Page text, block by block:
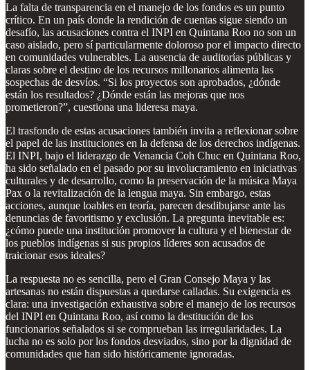
La falta de transparencia en el manejo de los fondos es un punto
crítico. En un país donde la rendición de cuentas sigue siendo un
desafío, las acusaciones contra el INPI en Quintana Roo no son un
caso aislado, pero sí particularmente doloroso por el impacto directo
en comunidades vulnerables. La ausencia de auditorías públicas y
claras sobre el destino de los recursos millonarios alimenta las
sospechas de desvíos. “Si los proyectos son aprobados, ¿dónde
están los resultados? ¿Dónde están las mejoras que nos
prometieron?”, cuestiona una lideresa maya.
El trasfondo de estas acusaciones también invita a reflexionar sobre
el papel de las instituciones en la defensa de los derechos indígenas.
El INPI, bajo el liderazgo de Venancia Coh Chuc en Quintana Roo,
ha sido señalado en el pasado por su involucramiento en iniciativas
culturales y de desarrollo, como la preservación de la música Maya
Pax o la revitalización de la lengua maya. Sin embargo, estas
acciones, aunque loables en teoría, parecen desdibujarse ante las
denuncias de favoritismo y exclusión. La pregunta inevitable es:
¿cómo puede una institución promover la cultura y el bienestar de
los pueblos indígenas si sus propios líderes son acusados de
traicionar esos ideales?
La respuesta no es sencilla, pero el Gran Consejo Maya y las
artesanas no están dispuestas a quedarse calladas. Su exigencia es
clara: una investigación exhaustiva sobre el manejo de los recursos
del INPI en Quintana Roo, así como la destitución de los
funcionarios señalados si se comprueban las irregularidades. La
lucha no es solo por los fondos desviados, sino por la dignidad de
comunidades que han sido históricamente ignoradas.